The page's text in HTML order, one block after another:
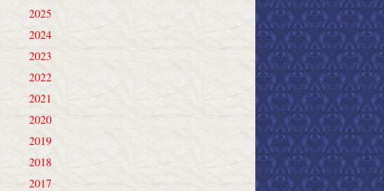
2025
2024
2023
2022
2021
2020
2019
2018
2017